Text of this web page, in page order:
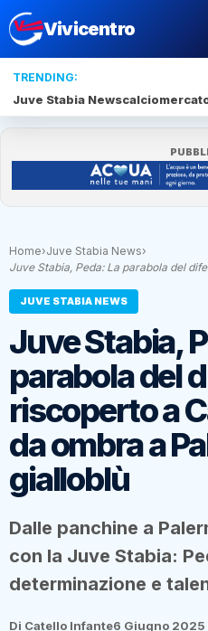
Vivicentro
TRENDING:
Juve Stabia News
Home›Juve Stabia News›
Juve Stabia, Peda: La parabola del
JUVE STABIA NEWS
Juve Stabia,
parabola del
riscoperto a
da ombra a
gialloblù
Dalle panchine a
con la Juve Stabia:
determinazione e
Di Catello Infante6 Giugno 2025